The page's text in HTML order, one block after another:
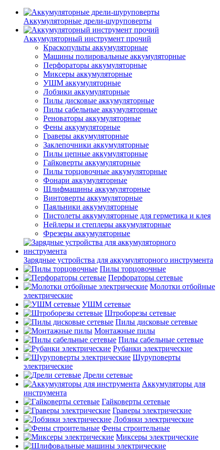
Аккумуляторные дрели-шуруповерты
Аккумуляторный инструмент прочий
Краскопульты аккумуляторные
Машины полировальные аккумуляторные
Перфораторы аккумуляторные
Миксеры аккумуляторные
УШМ аккумуляторные
Лобзики аккумуляторные
Пилы дисковые аккумуляторные
Пилы сабельные аккумуляторные
Реноваторы аккумуляторные
Фены аккумуляторные
Граверы аккумуляторные
Заклепочники аккумуляторные
Пилы цепные аккумуляторные
Гайковерты аккумуляторные
Пилы торцовочные аккумуляторные
Фонари аккумуляторные
Шлифмашины аккумуляторные
Винтоверты аккумуляторные
Паяльники аккумуляторные
Пистолеты аккумуляторные для герметика и клея
Нейлеры и степлеры аккумуляторные
Фрезеры аккумуляторные
Зарядные устройства для аккумуляторного инструмента
Пилы торцовочные
Перфораторы сетевые
Молотки отбойные
электрические
УШМ сетевые
Штроборезы сетевые
Пилы дисковые сетевые
Монтажные пилы
Пилы сабельные сетевые
Рубанки электрические
Шуруповерты
электрические
Дрели сетевые
Аккумуляторы для
инструмента
Гайковерты сетевые
Граверы электрические
Лобзики электрические
Фены строительные
Миксеры электрические